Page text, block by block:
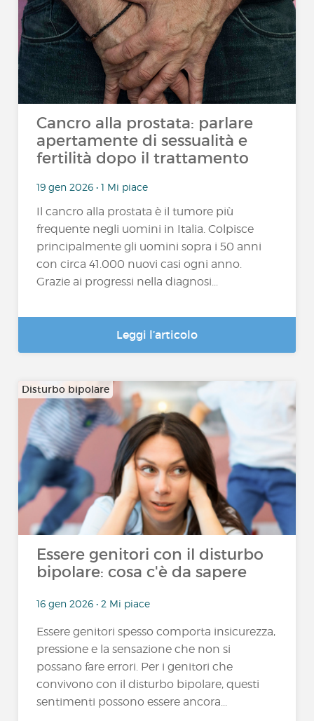
Cancro alla prostata: parlare
apertamente di sessualità e
fertilità dopo il trattamento
19 gen 2026 • 1 Mi piace
Il cancro alla prostata è il tumore più
frequente negli uomini in Italia. Colpisce
principalmente gli uomini sopra i 50 anni
con circa 41.000 nuovi casi ogni anno.
Grazie ai progressi nella diagnosi...
Leggi l’articolo
Disturbo bipolare
Essere genitori con il disturbo
bipolare: cosa c'è da sapere
16 gen 2026 • 2 Mi piace
Essere genitori spesso comporta insicurezza,
pressione e la sensazione che non si
possano fare errori. Per i genitori che
convivono con il disturbo bipolare, questi
sentimenti possono essere ancora...